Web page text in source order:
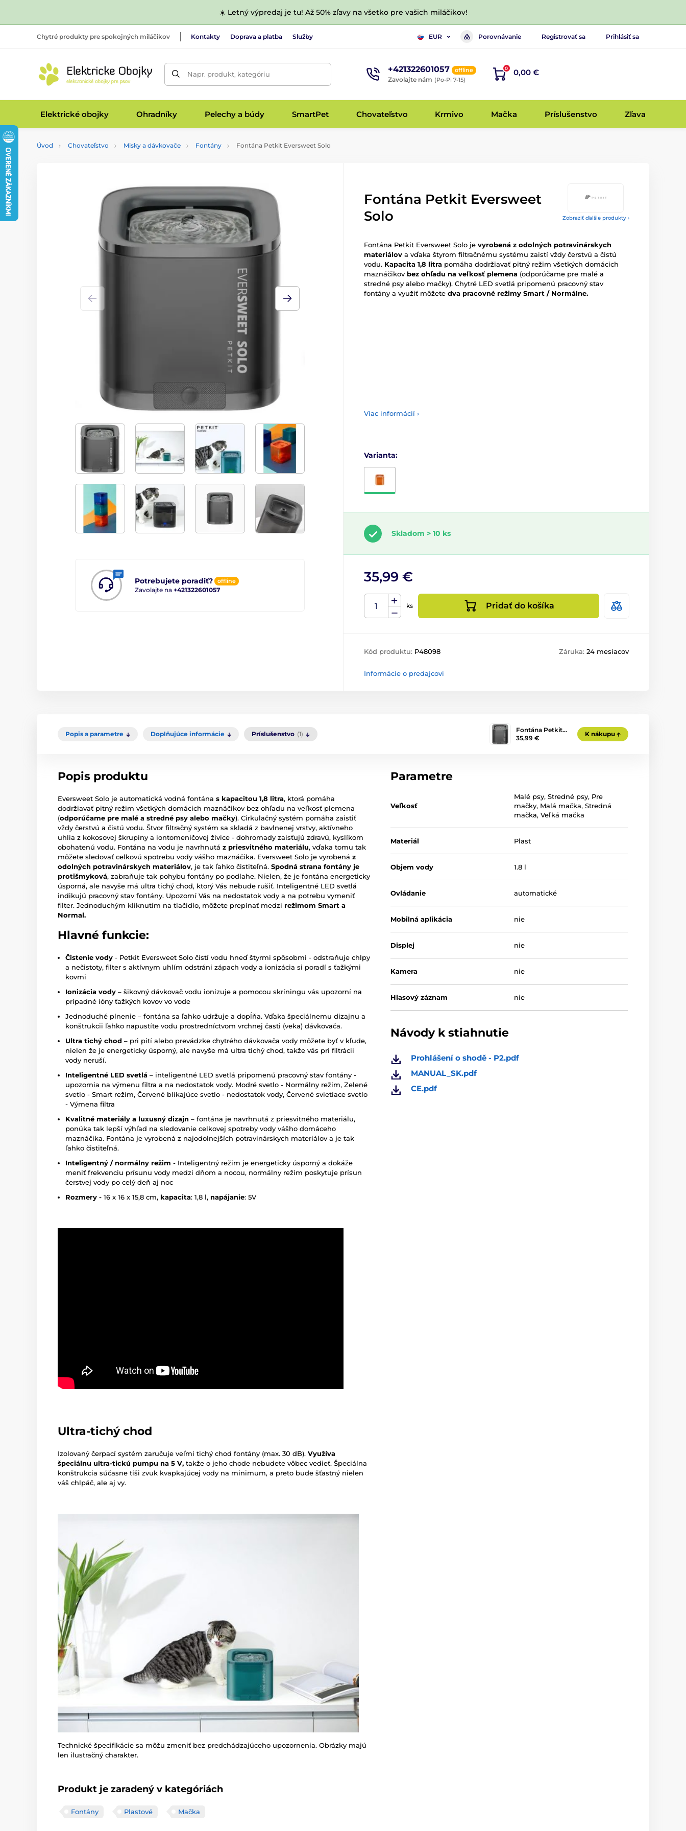
☀️ Letný výpredaj je tu! Až 50% zľavy na všetko pre vašich miláčikov!
Chytré produkty pre spokojných miláčikov Kontakty Doprava a platba Služby EUR Porovnávanie Registrovať sa Prihlásiť sa
Napr. produkt, kategóriu +421322601057 offline
Zavolajte nám (Po-Pi 7-15)
0 0,00 €
Elektrické obojky Ohradníky Pelechy a búdy SmartPet Chovateľstvo Krmivo Mačka Príslušenstvo Zľava
Úvod Chovateľstvo Misky a dávkovače Fontány Fontána Petkit Eversweet Solo
Zobraziť ďalšie produkty ›
Potrebujete poradiť? offline
Zavolajte na +421322601057
Fontána Petkit Eversweet
Solo
Fontána Petkit Eversweet Solo je vyrobená z odolných potravinárskych
materiálov a vďaka štyrom filtračnému systému zaistí vždy čerstvú a čistú
vodu. Kapacita 1,8 litra pomáha dodržiavať pitný režim všetkých domácich
maznáčikov bez ohľadu na veľkosť plemena (odporúčame pre malé a
stredné psy alebo mačky). Chytré LED svetlá pripomenú pracovný stav
fontány a využiť môžete dva pracovné režimy Smart / Normálne.
Viac informácií ›
Varianta:
Skladom > 10 ks
35,99 €
ks Pridať do košíka
Kód produktu: P48098 Záruka: 24 mesiacov
Informácie o predajcovi
Popis a parametre Doplňujúce informácie Príslušenstvo (1)
Fontána Petkit…
35,99 €
K nákupu
Popis produktu
Eversweet Solo je automatická vodná fontána s kapacitou 1,8 litra, ktorá pomáha
dodržiavať pitný režim všetkých domácich maznáčikov bez ohľadu na veľkosť plemena
(odporúčame pre malé a stredné psy alebo mačky). Cirkulačný systém pomáha zaistiť
vždy čerstvú a čistú vodu. Štvor filtračný systém sa skladá z bavlnenej vrstvy, aktívneho
uhlia z kokosovej škrupiny a iontomeničovej živice - dohromady zaisťujú zdravú, kyslíkom
obohatenú vodu. Fontána na vodu je navrhnutá z priesvitného materiálu, vďaka tomu tak
môžete sledovať celkovú spotrebu vody vášho maznáčika. Eversweet Solo je vyrobená z
odolných potravinárskych materiálov, je tak ľahko čistiteľná. Spodná strana fontány je
protišmyková, zabraňuje tak pohybu fontány po podlahe. Nielen, že je fontána energeticky
úsporná, ale navyše má ultra tichý chod, ktorý Vás nebude rušiť. Inteligentné LED svetlá
indikujú pracovný stav fontány. Upozorní Vás na nedostatok vody a na potrebu vymeniť
filter. Jednoduchým kliknutím na tlačidlo, môžete prepínať medzi režimom Smart a
Normal.
Hlavné funkcie:
Čistenie vody - Petkit Eversweet Solo čistí vodu hneď štyrmi spôsobmi - odstraňuje chlpy
a nečistoty, filter s aktívnym uhlím odstráni zápach vody a ionizácia si poradí s ťažkými
kovmi
Ionizácia vody – šikovný dávkovač vodu ionizuje a pomocou skríningu vás upozorní na
prípadné ióny ťažkých kovov vo vode
Jednoduché plnenie – fontána sa ľahko udržuje a dopĺňa. Vďaka špeciálnemu dizajnu a
konštrukcii ľahko napustíte vodu prostredníctvom vrchnej časti (veka) dávkovača.
Ultra tichý chod – pri pití alebo prevádzke chytrého dávkovača vody môžete byť v kľude,
nielen že je energeticky úsporný, ale navyše má ultra tichý chod, takže vás pri filtrácii
vody neruší.
Inteligentné LED svetlá – inteligentné LED svetlá pripomenú pracovný stav fontány -
upozornia na výmenu filtra a na nedostatok vody. Modré svetlo - Normálny režim, Zelené
svetlo - Smart režim, Červené blikajúce svetlo - nedostatok vody, Červené svietiace svetlo
- Výmena filtra
Kvalitné materiály a luxusný dizajn – fontána je navrhnutá z priesvitného materiálu,
ponúka tak lepší výhľad na sledovanie celkovej spotreby vody vášho domáceho
maznáčika. Fontána je vyrobená z najodolnejších potravinárskych materiálov a je tak
ľahko čistiteľná.
Inteligentný / normálny režim - Inteligentný režim je energeticky úsporný a dokáže
meniť frekvenciu prísunu vody medzi dňom a nocou, normálny režim poskytuje prísun
čerstvej vody po celý deň aj noc
Rozmery - 16 x 16 x 15,8 cm, kapacita: 1,8 l, napájanie: 5V
Ultra-tichý chod
Izolovaný čerpací systém zaručuje veľmi tichý chod fontány (max. 30 dB). Využíva
špeciálnu ultra-tickú pumpu na 5 V, takže o jeho chode nebudete vôbec vedieť. Špeciálna
konštrukcia súčasne tíši zvuk kvapkajúcej vody na minimum, a preto bude šťastný nielen
váš chlpáč, ale aj vy.
Technické špecifikácie sa môžu zmeniť bez predchádzajúceho upozornenia. Obrázky majú
len ilustračný charakter.
Produkt je zaradený v kategóriách
Fontány Plastové Mačka
Parametre
Veľkosť
Malé psy,Stredné psy, Pre
mačky, Malá mačka,Stredná
mačka,Veľká mačka
Materiál Plast
Objem vody 1.8 l
Ovládanie automatické
Mobilná aplikácia nie
Displej nie
Kamera nie
Hlasový záznam nie
Návody k stiahnutie
Prohlášení o shodě - P2.pdf
MANUAL_SK.pdf
CE.pdf